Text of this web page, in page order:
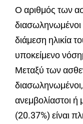
Ο αριθμός των
διασωληνωμένοι
διάμεση ηλικία
υποκείμενο
Μεταξύ των
ανεμβολίαστοι ή
(20.37%) είναι